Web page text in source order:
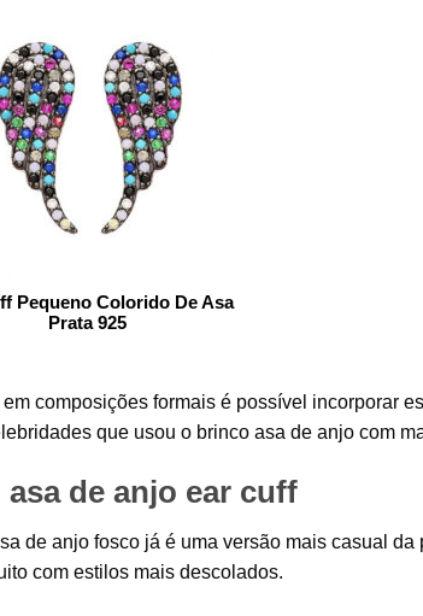
Pequeno Colorido De Asa
Prata 925
composições formais é possível incorporar
que usou o brinco asa de anjo com
de anjo ear cuff
de anjo fosco já é uma versão mais casual
com estilos mais descolados.